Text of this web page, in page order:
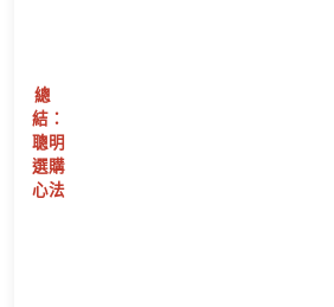
總
結：
聰明
選購
心法